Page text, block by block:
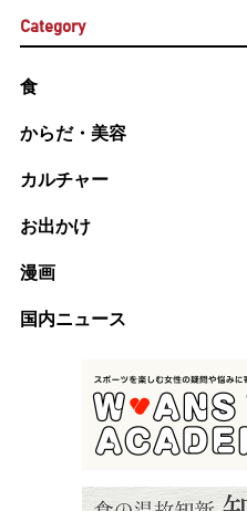
Category
食
からだ・美容
カルチャー
お出かけ
漫画
国内ニュース